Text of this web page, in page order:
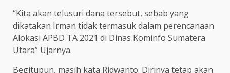
“Kita akan telusuri dana tersebut, sebab yang
dikatakan Irman tidak termasuk dalam perencanaan
Alokasi APBD TA 2021 di Dinas Kominfo Sumatera
Utara” Ujarnya.
Begitupun, masih kata Ridwanto. Dirinya tetap akan